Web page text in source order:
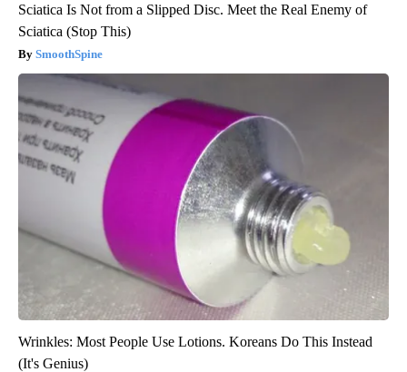
Sciatica Is Not from a Slipped Disc. Meet the Real Enemy of
Sciatica (Stop This)
SmoothSpine
Wrinkles: Most People Use Lotions. Koreans Do This Instead
(It's Genius)